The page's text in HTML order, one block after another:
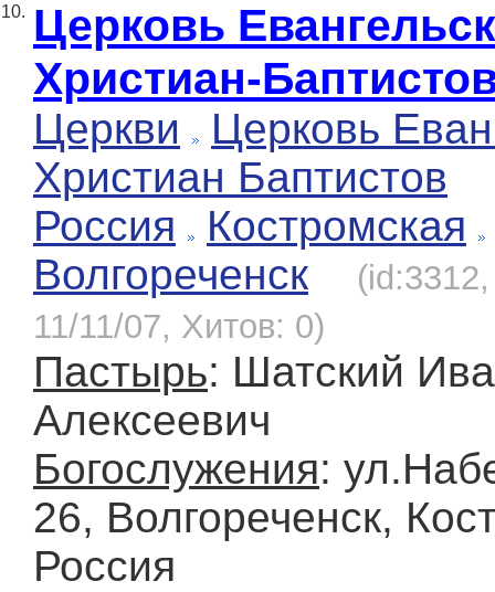
10. Церковь
Христиан-
Церкви
Церковь
Христиан Баптистов
Россия
Костромская
Волгореченск
11/11/07, Хитов: 0)
Пастырь: Шатский
Алексеевич
Богослужения:
26, Волгореченск,
Россия